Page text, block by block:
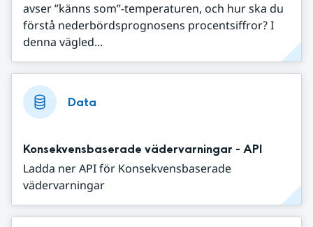
avser ”känns som”-temperaturen, och hur ska du
förstå nederbördsprognosens procentsiffror? I
denna vägled...
Data
Konsekvensbaserade vädervarningar - API
Ladda ner API för Konsekvensbaserade
vädervarningar